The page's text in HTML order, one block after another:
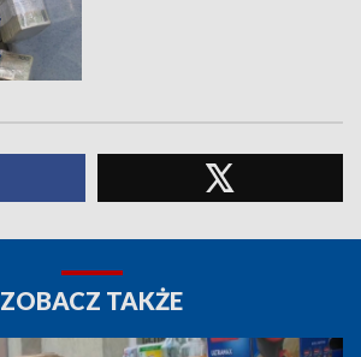
ZOBACZ TAKŻE